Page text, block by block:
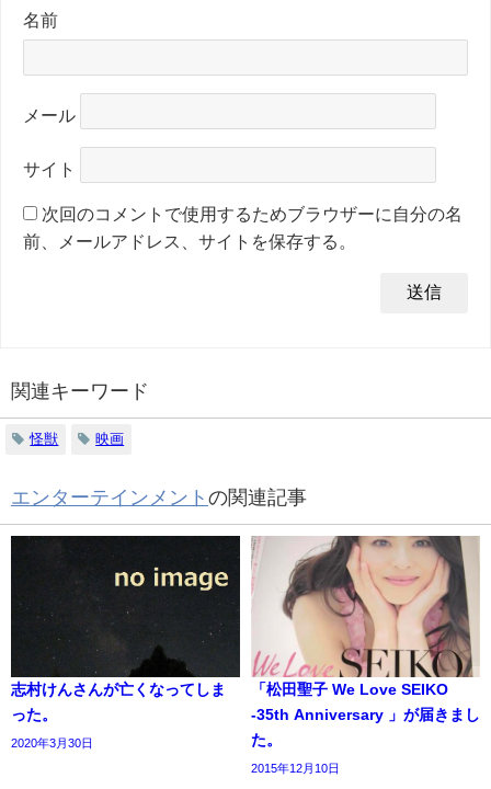
名前
メール
サイト
次回のコメントで使用するためブラウザーに自分の名
前、メールアドレス、サイトを保存する。
関連キーワード
怪獣 映画
エンターテインメント の関連記事
志村けんさんが亡くなってしま
った。
2020年3月30日
「松田聖子 We Love SEIKO
-35th Anniversary 」が届きまし
た。
2015年12月10日